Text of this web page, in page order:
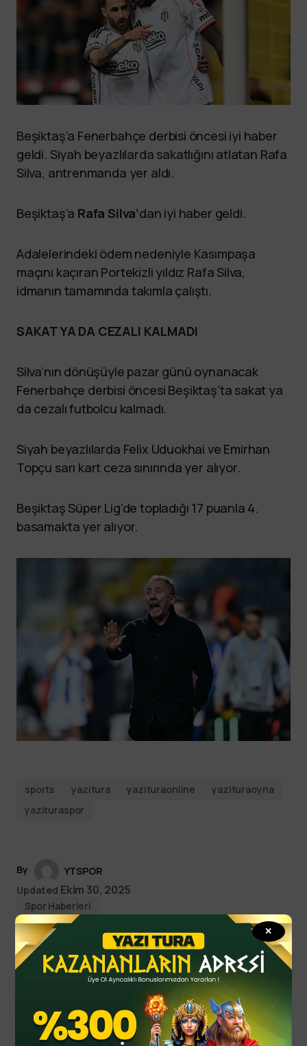
✕
Beşiktaş’a Fenerbahçe derbisi öncesi iyi haber
geldi. Siyah beyazlılarda sakatlığını atlatan Rafa
Silva, antrenmanda yer aldı.
Beşiktaş’a Rafa Silva’dan iyi haber geldi.
Adalelerindeki ödem nedeniyle Kasımpaşa
maçını kaçıran Portekizli yıldız Rafa Silva,
idmanın tamamında takımla çalıştı.
SAKAT YA DA CEZALI KALMADI
Silva’nın dönüşüyle pazar günü oynanacak
Fenerbahçe derbisi öncesi Beşiktaş’ta sakat ya
da cezalı futbolcu kalmadı.
Siyah beyazlılarda Felix Uduokhai ve Emirhan
Topçu sarı kart ceza sınırında yer alıyor.
Beşiktaş Süper Lig’de topladığı 17 puanla 4.
basamakta yer alıyor.
sports yazitura yazituraonline
yazituraoyna
yazituraspor
By
YTSPOR
Updated Ekim 30, 2025
Spor Haberleri